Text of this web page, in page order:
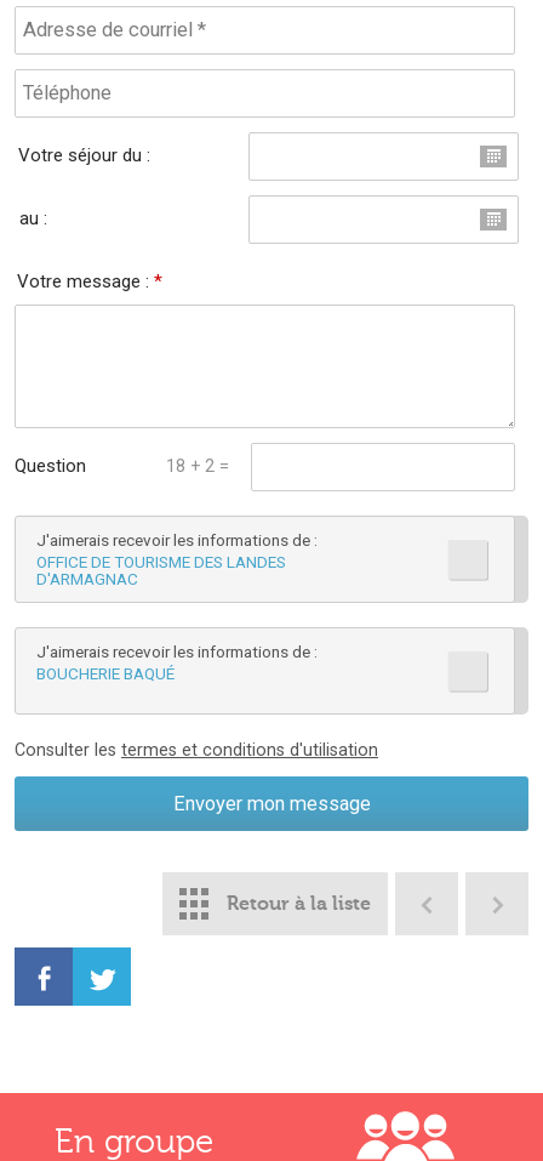
Votre séjour du :
au :
Votre message :*
Question
mathématique :
18 + 2 =
J'aimerais recevoir les informations de :
OFFICE DE TOURISME DES LANDES
D'ARMAGNAC
J'aimerais recevoir les informations de :
BOUCHERIE BAQUÉ
Consulter les termes et conditions d'utilisation
Retour à la liste
En groupe